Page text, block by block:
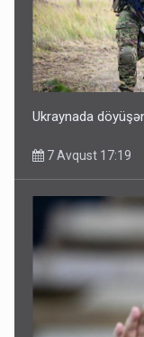
Ukraynada
7 Avqust 17:19